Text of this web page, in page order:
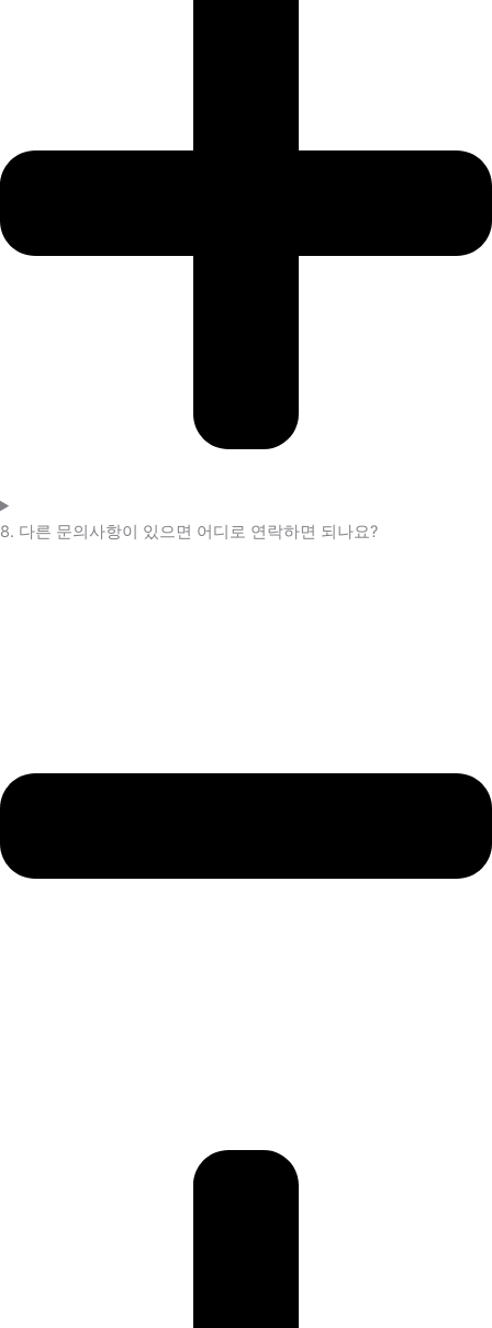
8. 다른 문의사항이 있으면 어디로 연락하면 되나요?